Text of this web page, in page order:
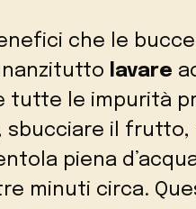
che le bucce
lavare
tutte le impurità
sbucciare il
piena
minuti circa.